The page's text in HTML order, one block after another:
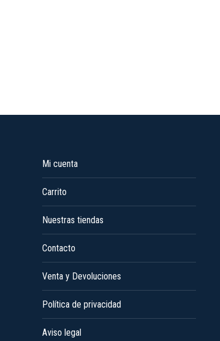
Mi cuenta
Carrito
Nuestras tiendas
Contacto
Venta y Devoluciones
Política de privacidad
Aviso legal